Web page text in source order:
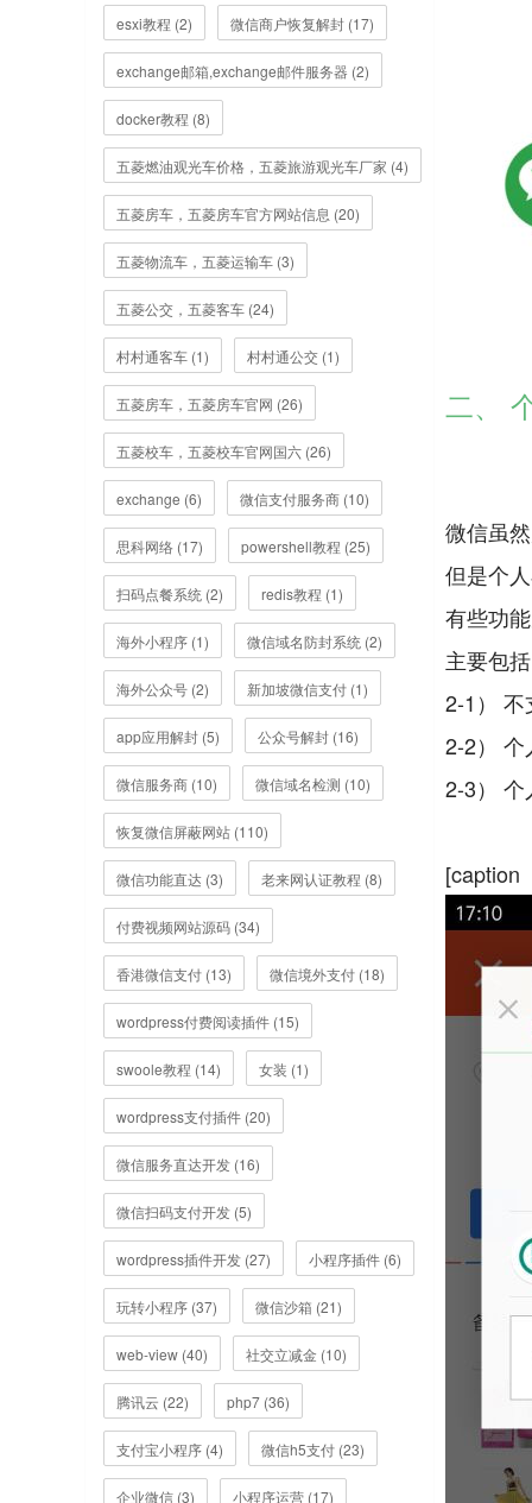
esxi教程 (2) 微信商户恢复解封 (17)
exchange邮箱,exchange邮件服务器 (2)
docker教程 (8)
五菱燃油观光车价格，五菱旅游观光车厂家 (4)
五菱房车，五菱房车官方网站信息 (20)
五菱物流车，五菱运输车 (3)
五菱公交，五菱客车 (24)
村村通客车 (1) 村村通公交 (1)
五菱房车，五菱房车官网 (26)
五菱校车，五菱校车官网国六 (26)
exchange (6) 微信支付服务商 (10)
思科网络 (17) powershell教程 (25)
扫码点餐系统 (2) redis教程 (1)
海外小程序 (1) 微信域名防封系统 (2)
海外公众号 (2) 新加坡微信支付 (1)
app应用解封 (5) 公众号解封 (16)
微信服务商 (10) 微信域名检测 (10)
恢复微信屏蔽网站 (110)
微信功能直达 (3) 老来网认证教程 (8)
付费视频网站源码 (34)
香港微信支付 (13) 微信境外支付 (18)
wordpress付费阅读插件 (15)
swoole教程 (14) 女装 (1)
wordpress支付插件 (20)
微信服务直达开发 (16)
微信扫码支付开发 (5)
wordpress插件开发 (27) 小程序插件 (6)
玩转小程序 (37) 微信沙箱 (21)
web-view (40) 社交立减金 (10)
腾讯云 (22) php7 (36)
支付宝小程序 (4) 微信h5支付 (23)
企业微信 (3) 小程序运营 (17)
二、
微信虽
但是个
有些功
主要包
2-1） 不
2-2） 个
2-3） 个